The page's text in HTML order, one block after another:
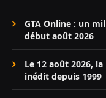
GTA Online : un
début août 2026
Le 12 août 2026,
inédit depuis 1999